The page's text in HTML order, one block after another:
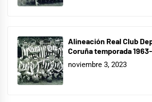
Alineación Real Club
Coruña temporada
noviembre 3, 2023